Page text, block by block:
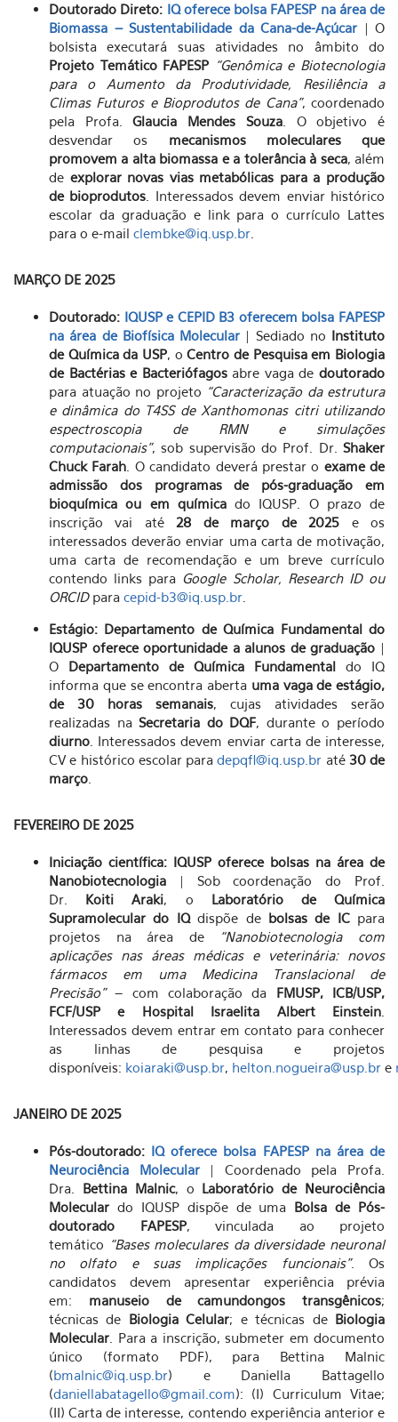
Doutorado Direto: IQ oferece bolsa FAPESP na área de
Biomassa – Sustentabilidade da Cana-de-Açúcar | O
bolsista executará suas atividades no âmbito do
Projeto Temático FAPESP “Genômica e Biotecnologia
para o Aumento da Produtividade, Resiliência a
Climas Futuros e Bioprodutos de Cana”, coordenado
pela Profa.Glaucia Mendes Souza. O objetivo é
desvendar os mecanismos moleculares que
promovem a alta biomassa e a tolerância à seca, além
de explorar novas vias metabólicas para a produção
de bioprodutos . Interessados devem enviar histórico
escolar da graduação e link para o currículo Lattes
para o e-mail clembke@iq.usp.br
MARÇO DE 2025
Doutorado: IQUSP e CEPID B3 oferecem bolsa FAPESP
na área de Biofísica Molecular | Sediado no Instituto
de Química da USP, oCentro de Pesquisa em Biologia
de Bactérias e Bacteriófagosabre vaga dedoutorado
para atuação no projeto “Caracterização da estrutura
e dinâmica do T4SS de Xanthomonas citri utilizando
espectroscopia de RMN e simulações
computacionais”, sob supervisão do Prof. Dr. Shaker
Chuck Farah . O candidato deverá prestar o exame de
admissão dos programas de pós-graduação em
bioquímica ou em químicado IQUSP. O prazo de
inscrição vai até 28 de março de 2025 e os
interessados deverão enviar uma carta de motivação,
uma carta de recomendação e um breve currículo
contendo links para Google Scholar, Research ID ou
ORCIDpara cepid-b3@iq.usp.br
Estágio: Departamento de Química Fundamental do
IQUSP oferece oportunidade a alunos de graduação |
O Departamento de Química Fundamental do IQ
informa que se encontra aberta uma vaga de estágio,
de 30 horas semanais, cujas atividades serão
realizadas naSecretaria do DQF, durante o período
diurno . Interessados devem enviar carta de interesse,
CV e histórico escolar paradepqfl@iq.usp.br até 30 de
março
FEVEREIRO DE 2025
Iniciação científica: IQUSP oferece bolsas na área de
Nanobiotecnologia | Sob coordenação do Prof.
Dr. Koiti Araki, o Laboratório de Química
Supramolecular do IQdispõe de bolsas de IC para
projetos na área de
“Nanobiotecnologia com
aplicações nas áreas médicas e veterinária: novos
fármacos em uma Medicina Translacional de
Precisão”– com colaboração da FMUSP, ICB/USP,
FCF/USP e Hospital Israelita Albert Einstein
Interessados devem entrar em contato para conhecer
as linhas de pesquisa e projetos
disponíveis: koiaraki@usp.br, helton.nogueira@usp.br e
JANEIRO DE 2025
Pós-doutorado: IQ oferece bolsa FAPESP na área de
Neurociência Molecular| Coordenado pela Profa.
Dra. Bettina Malnic, o Laboratório de Neurociência
Molecular do IQUSP dispõe de uma Bolsa de Pós-
doutorado FAPESP, vinculada ao projeto
temático “Bases moleculares da diversidade neuronal
no olfato e suas implicações funcionais”. Os
candidatos devem apresentar experiência prévia
em: manuseio de camundongos transgênicos;
técnicas de Biologia Celular; e técnicas de Biologia
Molecular . Para a inscrição, submeter em documento
único (formato PDF), para Bettina Malnic
(bmalnic@iq.usp.br) e Daniella Battagello
(daniellabatagello@gmail.com): (I) Curriculum Vitae;
(II) Carta de interesse, contendo experiência anterior e